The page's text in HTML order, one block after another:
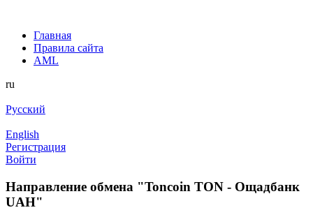
Главная
Правила сайта
AML
ru
Русский
English
Регистрация
Войти
Направление обмена "Toncoin TON - Ощадбанк
UAH"